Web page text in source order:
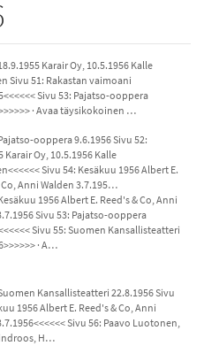
Karair Oy, 10.5.1956 Kalle
Sivu 51: Rakastan vaimoani
Sivu 53: Pajatso-ooppera
· Avaa täysikokoinen …
ooppera 9.6.1956 Sivu 52:
Karair Oy, 10.5.1956 Kalle
Sivu 54: Kesäkuu 1956 Albert E.
Co, Anni Walden 3.7.195…
1956 Albert E. Reed's & Co, Anni
Sivu 53: Pajatso-ooppera
Sivu 55: Suomen Kansallisteatteri
· A…
Kansallisteatteri 22.8.1956 Sivu
1956 Albert E. Reed's & Co, Anni
Sivu 56: Paavo Luotonen,
H…